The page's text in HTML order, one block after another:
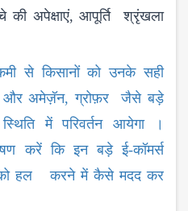
की अपेक्षाएं,आपूर्ति
श्रृंखला
से किसानों को उनके सही
और अमेज़ॅन, ग्रोफ़र जैसे बड़े
में परिवर्तन आयेगा ।
करें कि इन बड़े ई-कॉमर्स
को हल करने में कैसे मदद कर